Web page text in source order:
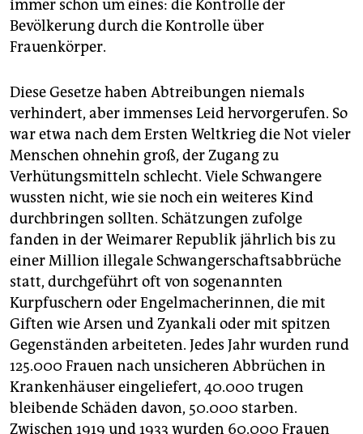
immer schon um eines: die Kontrolle der
Bevölkerung durch die Kontrolle über
Frauenkörper.
Diese Gesetze haben Abtreibungen niemals
verhindert, aber immenses Leid hervorgerufen. So
war etwa nach dem Ersten Weltkrieg die Not vieler
Menschen ohnehin groß, der Zugang zu
Verhütungsmitteln schlecht. Viele Schwangere
wussten nicht, wie sie noch ein weiteres Kind
durchbringen sollten. Schätzungen zufolge
fanden in der Weimarer Republik jährlich bis zu
einer Million illegale Schwangerschaftsabbrüche
statt, durchgeführt oft von sogenannten
Kurpfuschern oder Engelmacherinnen, die mit
Giften wie Arsen und Zyankali oder mit spitzen
Gegenständen arbeiteten. Jedes Jahr wurden rund
125.000 Frauen nach unsicheren Abbrüchen in
Krankenhäuser eingeliefert, 40.000 trugen
bleibende Schäden davon, 50.000 starben.
Zwischen 1919 und 1933 wurden 60.000 Frauen